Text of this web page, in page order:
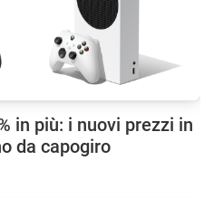
in più: i nuovi prezzi in
da capogiro